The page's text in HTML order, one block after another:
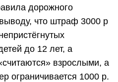
дорожного
что штраф 3000 р
до 12 лет, а
взрослыми, а
ограничивается 1000 р.